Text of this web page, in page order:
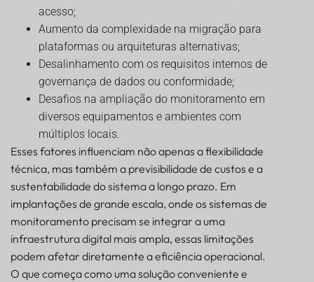
acesso;
Aumento da complexidade na migração para
plataformas ou arquiteturas alternativas;
Desalinhamento com os requisitos internos de
governança de dados ou conformidade;
Desafios na ampliação do monitoramento em
diversos equipamentos e ambientes com
múltiplos locais.
Esses fatores influenciam não apenas a flexibilidade
técnica, mas também a previsibilidade de custos e a
sustentabilidade do sistema a longo prazo. Em
implantações de grande escala, onde os sistemas de
monitoramento precisam se integrar a uma
infraestrutura digital mais ampla, essas limitações
podem afetar diretamente a eficiência operacional.
O que começa como uma solução conveniente e